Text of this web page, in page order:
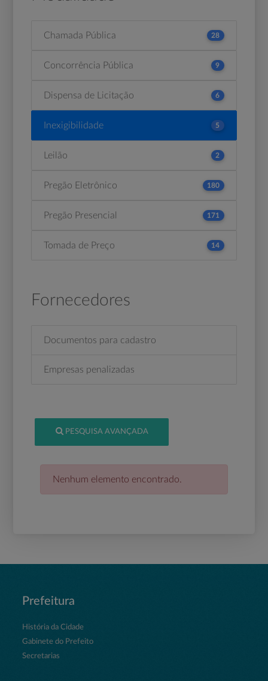
Chamada Pública 28
Concorrência Pública 9
Dispensa de Licitação 6
Inexigibilidade 5
Leilão 2
Pregão Eletrônico 180
Pregão Presencial 171
Tomada de Preço 14
Fornecedores
Documentos para cadastro
Empresas penalizadas
PESQUISA AVANÇADA
Nenhum elemento encontrado.
Prefeitura
História da Cidade
Gabinete do Prefeito
Secretarias